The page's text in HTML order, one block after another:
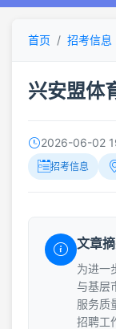
首页 招考信息
兴安盟体
2026-06-02
招考信息
文章
为进一
与基层
服务质
招聘工